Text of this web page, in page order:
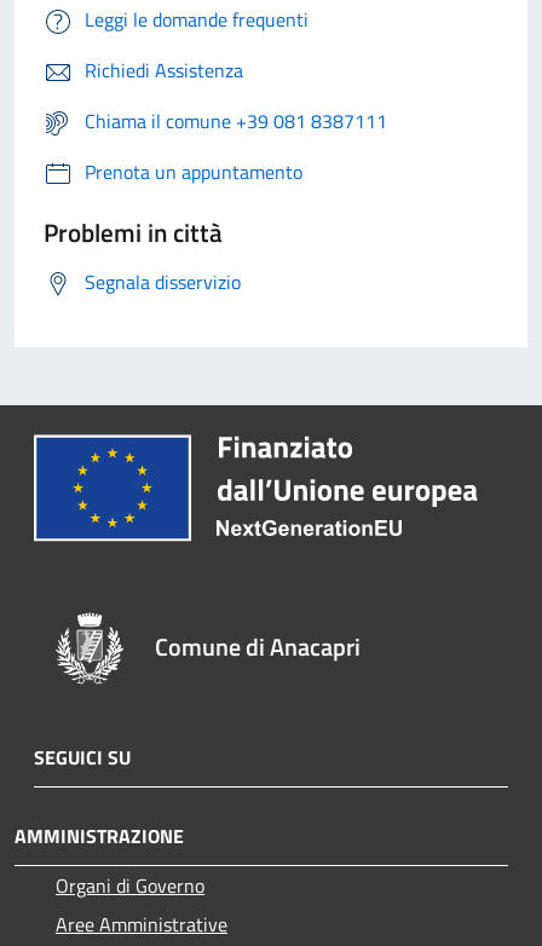
Leggi le domande frequenti
Richiedi Assistenza
Chiama il comune +39 081 8387111
Prenota un appuntamento
Problemi in città
Segnala disservizio
Comune di Anacapri
SEGUICI SU
AMMINISTRAZIONE
Organi di Governo
Aree Amministrative